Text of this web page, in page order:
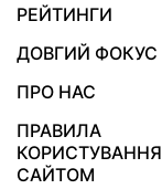
РЕЙТИНГИ
ДОВГИЙ ФОКУС
ПРО НАС
ПРАВИЛА
КОРИСТУВАННЯ
САЙТОМ